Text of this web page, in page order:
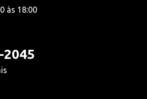
às 18:00
2045